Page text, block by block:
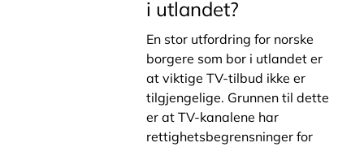
i utlandet?
En stor utfordring for norske
borgere som bor i utlandet er
at viktige TV-tilbud ikke er
tilgjengelige. Grunnen til dette
er at TV-kanalene har
rettighetsbegrensninger for